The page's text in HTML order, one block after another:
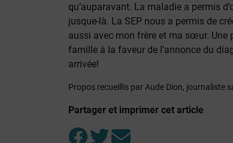
qu’auparavant. La maladie a permis
jusque-là. La SEP nous a permis de
aussi avec mon frère et ma sœur. Une
famille à la faveur de l’annonce du
arrivée!
Propos recueillis par Aude Dion, journaliste
Partager et imprimer cet article